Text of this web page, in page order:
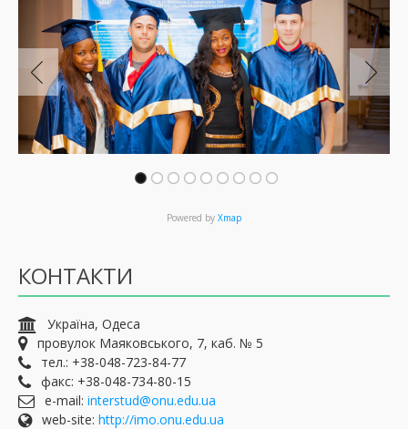
Powered by Xmap
КОНТАКТИ
Україна, Одеса
провулок Маяковського, 7, каб. № 5
тел.: +38-048-723-84-77
факс: +38-048-734-80-15
e-mail: interstud@onu.edu.ua
web-site: http://imo.onu.edu.ua